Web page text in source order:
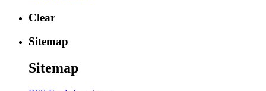
Clear
Sitemap
Sitemap